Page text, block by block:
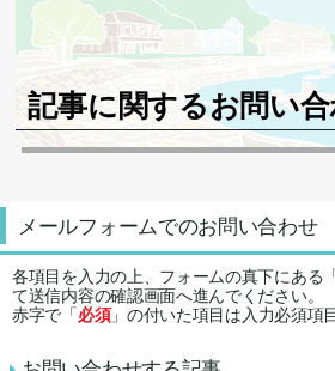
記事に関するお問い
メールフォームでのお問い合わせ
各項目を入力の上、フォームの真下にある
て送信内容の確認画面へ進んでください。
赤字で「必須」の付いた項目は入力必須項